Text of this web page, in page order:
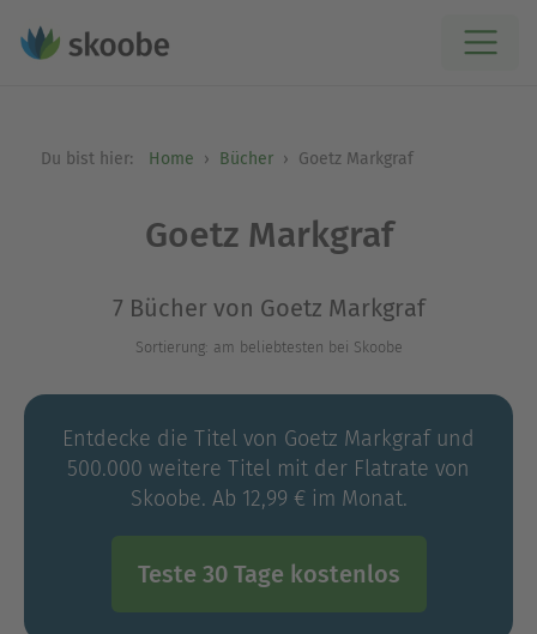
Du bist hier: Home Bücher Goetz Markgraf
Goetz Markgraf
7 Bücher von Goetz Markgraf
Sortierung: am beliebtesten bei Skoobe
Entdecke die Titel von Goetz Markgraf und
500.000 weitere Titel mit der Flatrate von
Skoobe. Ab 12,99 € im Monat.
Teste 30 Tage kostenlos